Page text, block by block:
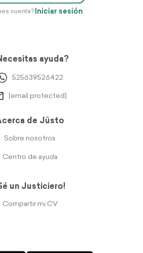
cuenta? Iniciar sesión
ayuda?
525639526422
[email protected]
de Jüsto
Sobre nosotros
Centro de ayuda
un Justiciero!
Compartir mi CV